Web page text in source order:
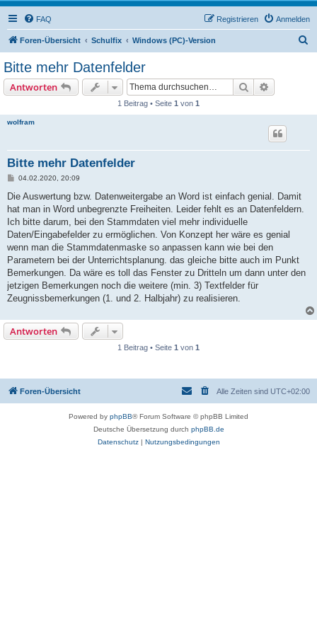
FAQ Anmelden
Registrieren
Foren-Übersicht Schulfix Windows (PC)-Version
Bitte mehr Datenfelder
Antworten Suche
1 Beitrag • Seite 1 von 1
wolfram
Bitte mehr Datenfelder
B
i
r
a
04.02.2020, 20:09
Die Auswertung bzw. Datenweitergabe an Word ist einfach genial. Damit
hat man in Word unbegrenzte Freiheiten. Leider fehlt es an Datenfeldern.
Ich bitte darum, bei den Stammdaten viel mehr individuelle
Daten/Eingabefelder zu ermöglichen. Von Konzept her wäre es genial
wenn man die Stammdatenmaske so anpassen kann wie bei den
Parametern bei der Unterrichtsplanung. das gleiche bitte auch im Punkt
Bemerkungen. Da wäre es toll das Fenster zu Dritteln um dann unter den
jetzigen Bemerkungen noch die weitere (min. 3) Textfelder für
Zeugnissbemerkungen (1. und 2. Halbjahr) zu realisieren.
Antworten
1 Beitrag • Seite 1 von 1
Foren-Übersicht Alle Zeiten sind UTC+02:00
Powered by phpBB® Forum Software © phpBB Limited
Deutsche Übersetzung durch phpBB.de
Datenschutz| Nutzungsbedingungen